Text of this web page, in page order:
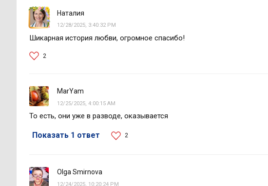
Наталия
12/28/2025, 3:40:32 PM
Шикарная история любви, огромное спасибо!
2
MarYam
12/25/2025, 4:00:15 AM
То есть, они уже в разводе, оказывается
Показать 1 ответ 2
Olga Smirnova
12/24/2025, 10:20:24 PM